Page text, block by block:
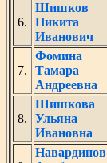
6.
Шишков
Никита
Иванович
7.
Фомина
Тамара
Андреевна
8.
Шишкова
Ульяна
Ивановна
Навардинов